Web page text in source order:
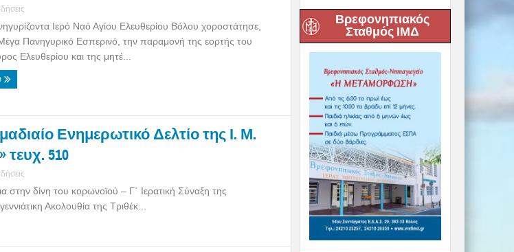
Ιερό Ναό Αγίου Ελευθερίου Βόλου χοροστάτησε,
Πανηγυρικό Εσπερινό, την παραμονή της εορτής του
Ελευθερίου και της μητέ...
Ενημερωτικό Δελτίο της Ι. Μ.
τευχ. 510
στην δίνη του κορωνοϊού – Γ΄ Ιερατική Σύναξη της
Ακολουθία της Τριθέκ...
Βρεφονηπιακός
Σταθμός ΙΜΔ